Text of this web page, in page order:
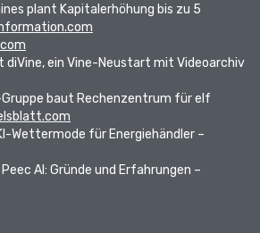
plant Kapitalerhöhung bis zu 5
diVine, ein Vine-Neustart mit Videoarchiv
baut Rechenzentrum für elf
Wettermode für Energiehändler –
AI: Gründe und Erfahrungen –